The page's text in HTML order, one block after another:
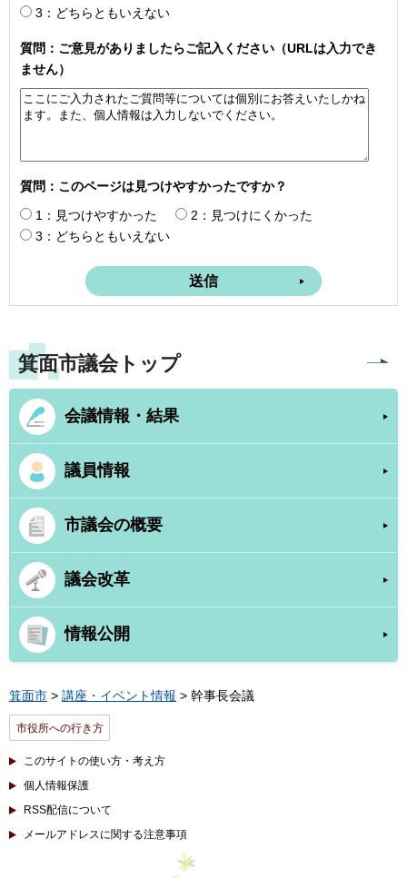
3：どちらともいえない
質問：ご意見がありましたらご記入ください（URLは入力でき
ません）
質問：このページは見つけやすかったですか？
1：見つけやすかった
2：見つけにくかった
3：どちらともいえない
箕面市議会トップ
会議情報・結果
議員情報
市議会の概要
議会改革
情報公開
箕面市 > 講座・イベント情報 > 幹事長会議
市役所への行き方
このサイトの使い方・考え方
個人情報保護
RSS配信について
メールアドレスに関する注意事項